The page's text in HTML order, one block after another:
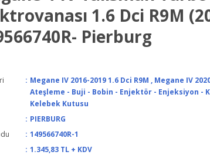
1.6 Dci R9M
Pierburg
Megane IV 2016-2019 1.6 Dci R9M , Megane IV
Ateşleme - Buji - Bobin - Enjektör - Enjeksiyon -
Kelebek Kutusu
PIERBURG
149566740R-1
1.345,83 TL + KDV